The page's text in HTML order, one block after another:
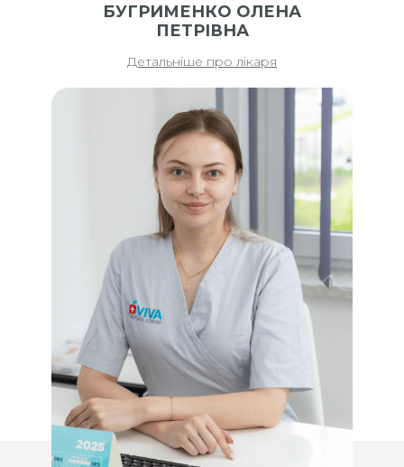
БУГРИМЕНКО ОЛЕНА
ПЕТРІВНА
Детальніше про лікаря